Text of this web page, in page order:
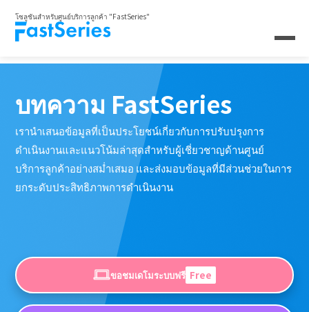
โซลูชันสำหรับศูนย์บริการลูกค้า "FastSeries"
บทความ FastSeries
เรานำเสนอข้อมูลที่เป็นประโยชน์เกี่ยวกับการปรับปรุงการ
ดำเนินงานและแนวโน้มล่าสุดสำหรับผู้เชี่ยวชาญด้านศูนย์
บริการลูกค้าอย่างสม่ำเสมอ และส่งมอบข้อมูลที่มีส่วนช่วยในการ
ยกระดับประสิทธิภาพการดำเนินงาน
ขอชมเดโมระบบฟรี Free